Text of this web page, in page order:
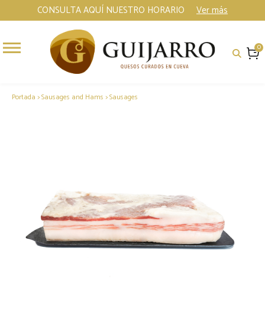
CONSULTA AQUÍ NUESTRO HORARIO Ver más
0
Portada >Sausages and Hams >Sausages